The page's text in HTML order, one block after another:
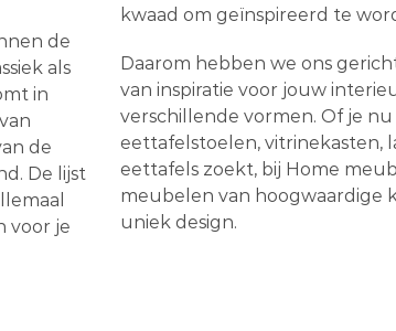
de
als
in
de
De lijst
voor je
kwaad om geïnspireerd te
Daarom hebben we ons
van inspiratie voor jouw
verschillende vormen. Of je nu
eettafelstoelen, vitrinekasten,
eettafels zoekt, bij Home
meubelen van hoogwaardige
uniek design.